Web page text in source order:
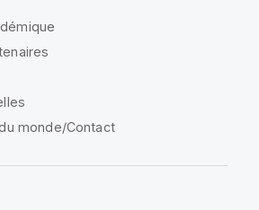
monde/Contact